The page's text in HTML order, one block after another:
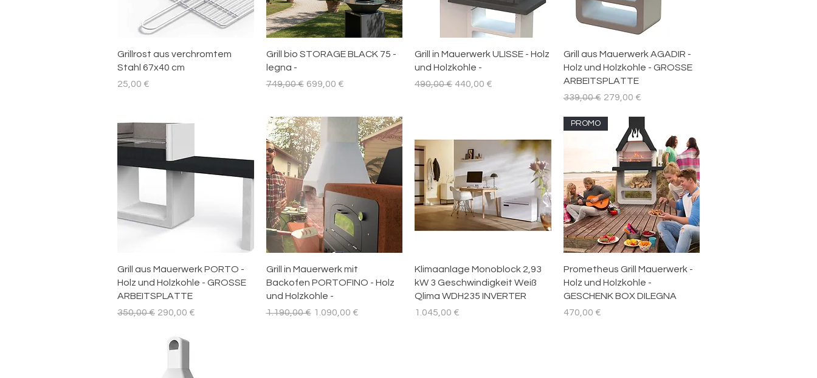
Schnellansicht
Grillrost aus verchromtem
Stahl 67x40 cm
Preis
25,00 €
Schnellansicht
Grill bio STORAGE BLACK 75 -
legna -
Standardpreis
749,00 € Sale-Preis
699,00 €
Schnellansicht
Grill in Mauerwerk ULISSE - Holz
und Holzkohle -
Standardpreis
490,00 € Sale-Preis
440,00 €
Schnellansicht
Grill aus Mauerwerk AGADIR -
Holz und Holzkohle - GROSSE
ARBEITSPLATTE
Standardpreis
339,00 € Sale-Preis
279,00 €
Schnellansicht
Grill aus Mauerwerk PORTO -
Holz und Holzkohle - GROSSE
ARBEITSPLATTE
Standardpreis
350,00 € Sale-Preis
290,00 €
Schnellansicht
Grill in Mauerwerk mit
Backofen PORTOFINO - Holz
und Holzkohle -
Standardpreis
1.190,00 € Sale-Preis
1.090,00 €
Schnellansicht
Klimaanlage Monoblock 2,93
kW 3 Geschwindigkeit Weiß
Qlima WDH235 INVERTER
Preis
1.045,00 €
Schnellansicht
PROMO
Prometheus Grill Mauerwerk -
Holz und Holzkohle -
GESCHENK BOX DILEGNA
Preis
470,00 €